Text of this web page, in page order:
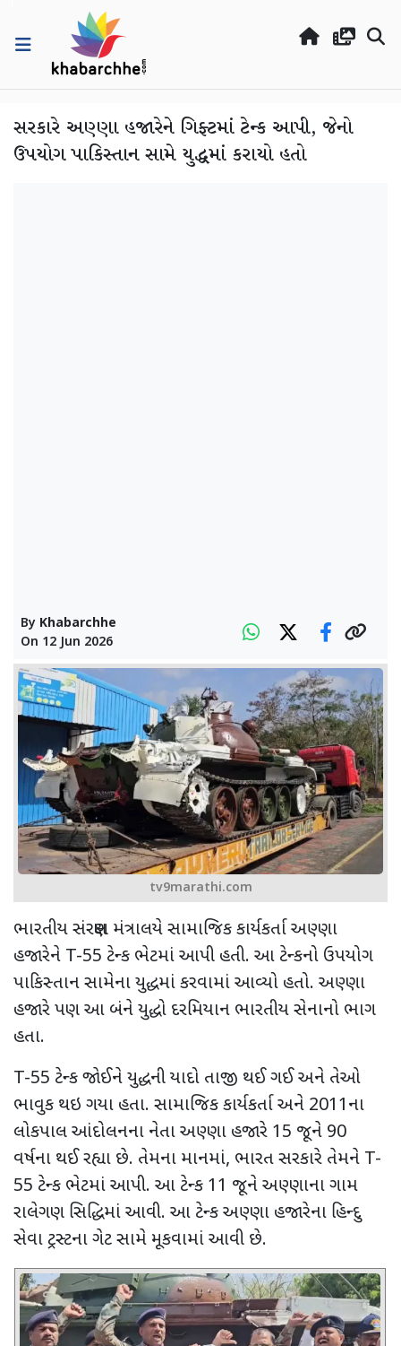
સરકારે અણ્ણા હજારેને ગિફ્ટમાં ટેન્ક આપી, જેનો
ઉપયોગ પાકિસ્તાન સામે યુદ્ધમાં કરાયો હતો
By Khabarchhe
On 12 Jun 2026
tv9marathi.com
ભારતીય સંરક્ષણ મંત્રાલયે સામાજિક કાર્યકર્તા અણ્ણા
હજારેને T-55 ટેન્ક ભેટમાં આપી હતી. આ ટેન્કનો ઉપયોગ
પાકિસ્તાન સામેના યુદ્ધમાં કરવામાં આવ્યો હતો. અણ્ણા
હજારે પણ આ બંને યુદ્ધો દરમિયાન ભારતીય સેનાનો ભાગ
હતા.
T-55 ટેન્ક જોઈને યુદ્ધની યાદો તાજી થઈ ગઈ અને તેઓ
ભાવુક થઇ ગયા હતા. સામાજિક કાર્યકર્તા અને 2011ના
લોકપાલ આંદોલનના નેતા અણ્ણા હજારે 15 જૂને 90
વર્ષના થઈ રહ્યા છે. તેમના માનમાં, ભારત સરકારે તેમને T-
55 ટેન્ક ભેટમાં આપી. આ ટેન્ક 11 જૂને અણ્ણાના ગામ
રાલેગણ સિદ્ધિમાં આવી. આ ટેન્ક અણ્ણા હજારેના હિન્દુ
સેવા ટ્રસ્ટના ગેટ સામે મૂકવામાં આવી છે.